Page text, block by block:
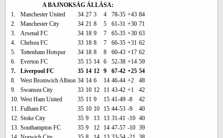
A BAJNOKSÁG ÁLLÁSA:
1.
Manchester United 34 27 3 4 78-35 +43 84
2.
Manchester City 34 21 8 5 61-31 +30 71
3.
Arsenal FC 34 18 9 7 65-35 +30 63
4.
Chelsea FC 33 18 8 7 66-35 +31 62
5.
Tottenham Hotspur 34 18 8 8 60-43 +17 62
6.
Everton FC 35 15 14 6 52-38 +14 59
7.
Liverpool FC 35 14 12 9 67-42 +25 54
8.
West Bromwich Albion 34 14 6 14 46-44 +2
48
9.
Swansea City 33 10 12 11 43-42 +1
42
10. West Ham United 35 11 9 15 41-49 -8
42
11. Fulham FC 35 10 10 15 44-53 -9
40
12. Stoke City 35 9 13 13 31-41 -10 40
13. Southampton FC 35 9 12 14 47-57 -10 39